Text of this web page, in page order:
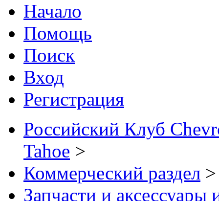
Начало
Помощь
Поиск
Вход
Регистрация
Российский Клуб
Tahoe >
Коммерческий раздел >
Запчасти и